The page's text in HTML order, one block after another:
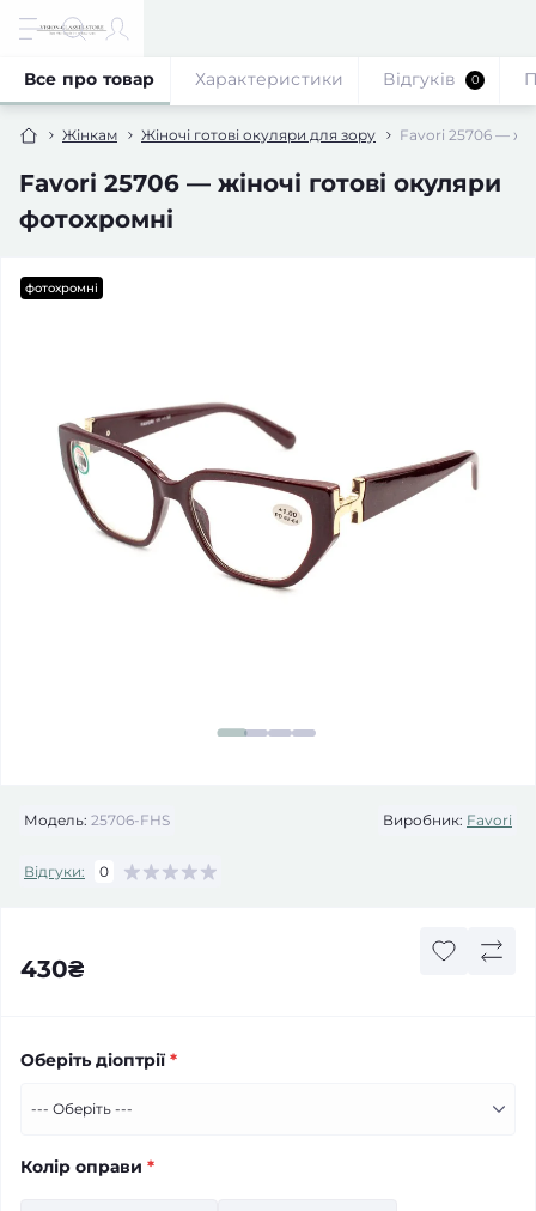
Жінкам Жіночі готові окуляри для зору Favori 25706 —
Favori 25706 — жіночі готові окуляри
фотохромні
Все про товар Характеристики Відгуків 0
фотохромні
Модель: 25706-FHS Виробник: Favori
Відгуки: 0
430₴
Оберіть діоптрії*
Колір оправи *